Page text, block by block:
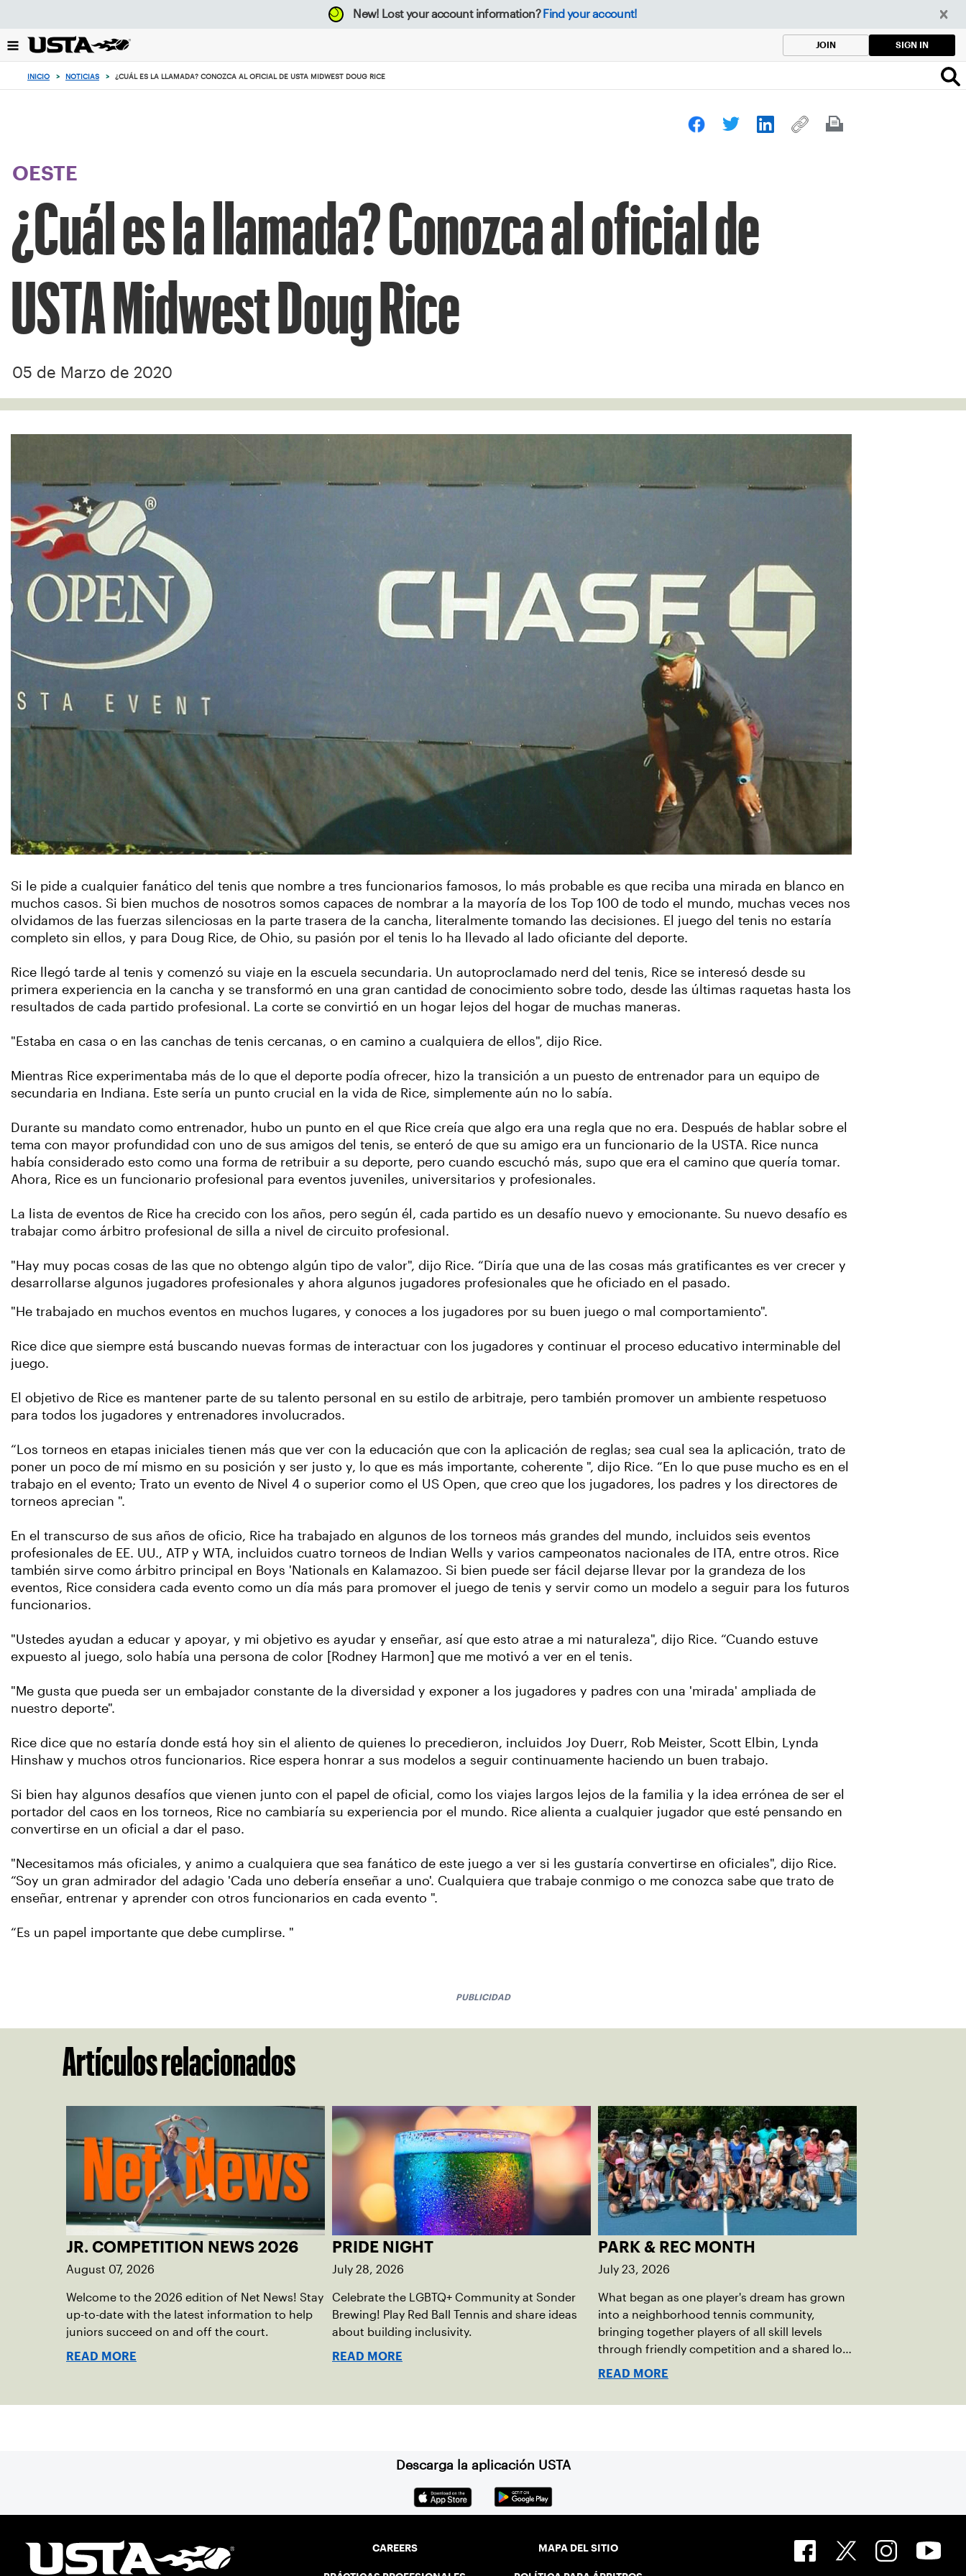
el
botón
New! Lost your account information? Find your account!
JOIN SIGN IN
INICIO > NOTICIAS > ¿CUÁL ES LA LLAMADA? CONOZCA AL OFICIAL DE USTA MIDWEST DOUG RICE
OESTE
¿Cuál es la llamada? Conozca al oficial de
USTA Midwest Doug Rice
05 de Marzo de 2020
Si le pide a cualquier fanático del tenis que nombre a tres funcionarios famosos, lo más probable es que reciba una mirada en blanco en
muchos casos. Si bien muchos de nosotros somos capaces de nombrar a la mayoría de los Top 100 de todo el mundo, muchas veces nos
olvidamos de las fuerzas silenciosas en la parte trasera de la cancha, literalmente tomando las decisiones. El juego del tenis no estaría
completo sin ellos, y para Doug Rice, de Ohio, su pasión por el tenis lo ha llevado al lado oficiante del deporte.
Rice llegó tarde al tenis y comenzó su viaje en la escuela secundaria. Un autoproclamado nerd del tenis, Rice se interesó desde su
primera experiencia en la cancha y se transformó en una gran cantidad de conocimiento sobre todo, desde las últimas raquetas hasta los
resultados de cada partido profesional. La corte se convirtió en un hogar lejos del hogar de muchas maneras.
"Estaba en casa o en las canchas de tenis cercanas, o en camino a cualquiera de ellos", dijo Rice.
Mientras Rice experimentaba más de lo que el deporte podía ofrecer, hizo la transición a un puesto de entrenador para un equipo de
secundaria en Indiana. Este sería un punto crucial en la vida de Rice, simplemente aún no lo sabía.
Durante su mandato como entrenador, hubo un punto en el que Rice creía que algo era una regla que no era. Después de hablar sobre el
tema con mayor profundidad con uno de sus amigos del tenis, se enteró de que su amigo era un funcionario de la USTA. Rice nunca
había considerado esto como una forma de retribuir a su deporte, pero cuando escuchó más, supo que era el camino que quería tomar.
Ahora, Rice es un funcionario profesional para eventos juveniles, universitarios y profesionales.
La lista de eventos de Rice ha crecido con los años, pero según él, cada partido es un desafío nuevo y emocionante. Su nuevo desafío es
trabajar como árbitro profesional de silla a nivel de circuito profesional.
"Hay muy pocas cosas de las que no obtengo algún tipo de valor", dijo Rice. “Diría que una de las cosas más gratificantes es ver crecer y
desarrollarse algunos jugadores profesionales y ahora algunos jugadores profesionales que he oficiado en el pasado.
"He trabajado en muchos eventos en muchos lugares, y conoces a los jugadores por su buen juego o mal comportamiento".
Rice dice que siempre está buscando nuevas formas de interactuar con los jugadores y continuar el proceso educativo interminable del
juego.
El objetivo de Rice es mantener parte de su talento personal en su estilo de arbitraje, pero también promover un ambiente respetuoso
para todos los jugadores y entrenadores involucrados.
“Los torneos en etapas iniciales tienen más que ver con la educación que con la aplicación de reglas; sea cual sea la aplicación, trato de
poner un poco de mí mismo en su posición y ser justo y, lo que es más importante, coherente ", dijo Rice. “En lo que puse mucho es en el
trabajo en el evento; Trato un evento de Nivel 4 o superior como el US Open, que creo que los jugadores, los padres y los directores de
torneos aprecian ".
En el transcurso de sus años de oficio, Rice ha trabajado en algunos de los torneos más grandes del mundo, incluidos seis eventos
profesionales de EE. UU., ATP y WTA, incluidos cuatro torneos de Indian Wells y varios campeonatos nacionales de ITA, entre otros. Rice
también sirve como árbitro principal en Boys 'Nationals en Kalamazoo. Si bien puede ser fácil dejarse llevar por la grandeza de los
eventos, Rice considera cada evento como un día más para promover el juego de tenis y servir como un modelo a seguir para los futuros
funcionarios.
"Ustedes ayudan a educar y apoyar, y mi objetivo es ayudar y enseñar, así que esto atrae a mi naturaleza", dijo Rice. “Cuando estuve
expuesto al juego, solo había una persona de color [Rodney Harmon] que me motivó a ver en el tenis.
"Me gusta que pueda ser un embajador constante de la diversidad y exponer a los jugadores y padres con una 'mirada' ampliada de
nuestro deporte".
Rice dice que no estaría donde está hoy sin el aliento de quienes lo precedieron, incluidos Joy Duerr, Rob Meister, Scott Elbin, Lynda
Hinshaw y muchos otros funcionarios. Rice espera honrar a sus modelos a seguir continuamente haciendo un buen trabajo.
Si bien hay algunos desafíos que vienen junto con el papel de oficial, como los viajes largos lejos de la familia y la idea errónea de ser el
portador del caos en los torneos, Rice no cambiaría su experiencia por el mundo. Rice alienta a cualquier jugador que esté pensando en
convertirse en un oficial a dar el paso.
"Necesitamos más oficiales, y animo a cualquiera que sea fanático de este juego a ver si les gustaría convertirse en oficiales", dijo Rice.
“Soy un gran admirador del adagio 'Cada uno debería enseñar a uno'. Cualquiera que trabaje conmigo o me conozca sabe que trato de
enseñar, entrenar y aprender con otros funcionarios en cada evento ".
“Es un papel importante que debe cumplirse. "
PUBLICIDAD
Artículos relacionados
JR. COMPETITION NEWS 2026
August 07, 2026
Welcome to the 2026 edition of Net News! Stay
up-to-date with the latest information to help
juniors succeed on and off the court.
READ MORE
PRIDE NIGHT
July 28, 2026
Celebrate the LGBTQ+ Community at Sonder
Brewing! Play Red Ball Tennis and share ideas
about building inclusivity.
READ MORE
PARK & REC MONTH
July 23, 2026
What began as one player's dream has grown
into a neighborhood tennis community,
bringing together players of all skill levels
through friendly competition and a shared love
of the game.
READ MORE
Descarga la aplicación USTA
CAREERS MAPA DEL SITIO